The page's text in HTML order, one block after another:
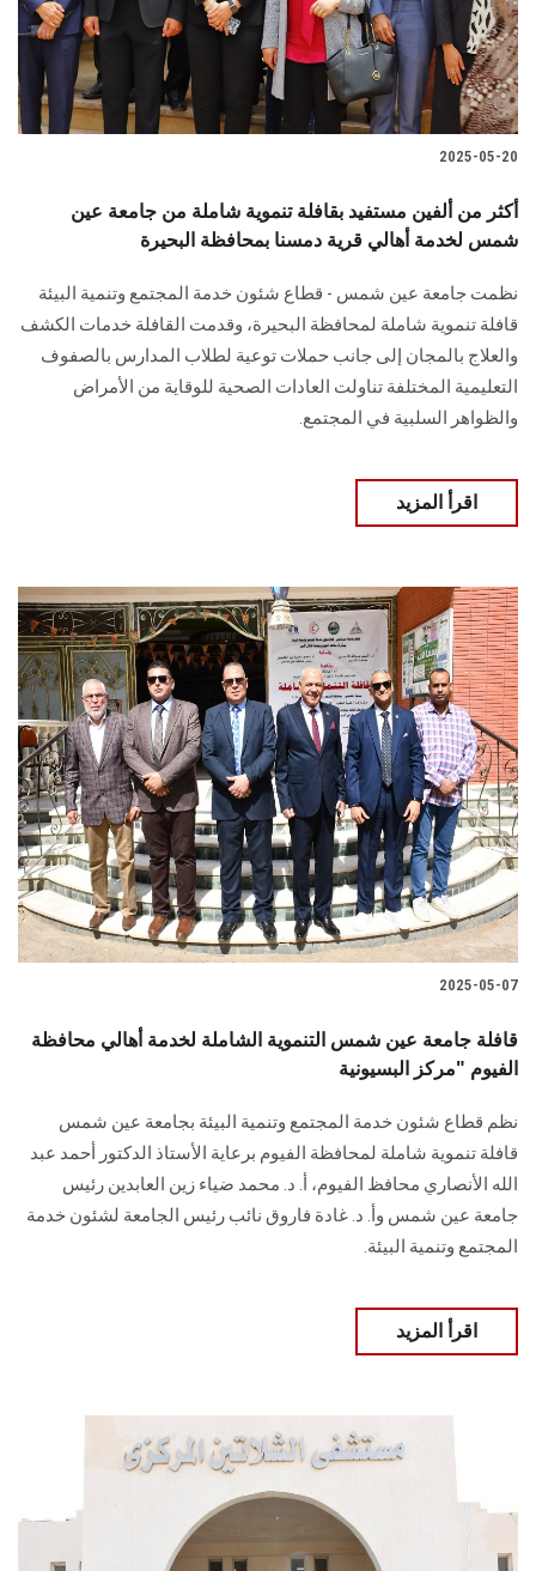
هيئة التدريس
الدراسات العليا
الزائـرون
سجل الان
2025-05-20
أكثر من ألفين مستفيد بقافلة تنموية شاملة من جامعة عين
شمس لخدمة أهالي قرية دمسنا بمحافظة البحيرة
نظمت جامعة عين شمس - قطاع شئون خدمة المجتمع وتنمية البيئة
قافلة تنموية شاملة لمحافظة البحيرة، وقدمت القافلة خدمات الكشف
والعلاج بالمجان إلى جانب حملات توعية لطلاب المدارس بالصفوف
التعليمية المختلفة تناولت العادات الصحية للوقاية من الأمراض
والظواهر السلبية في المجتمع.
اقرأ المزيد
2025-05-07
قافلة جامعة عين شمس التنموية الشاملة لخدمة أهالي محافظة
الفيوم "مركز البسيونية
نظم قطاع شئون خدمة المجتمع وتنمية البيئة بجامعة عين شمس
قافلة تنموية شاملة لمحافظة الفيوم برعاية الأستاذ الدكتور أحمد عبد
الله الأنصاري محافظ الفيوم، أ. د. محمد ضياء زين العابدين رئيس
جامعة عين شمس وأ. د. غادة فاروق نائب رئيس الجامعة لشئون خدمة
المجتمع وتنمية البيئة.
اقرأ المزيد